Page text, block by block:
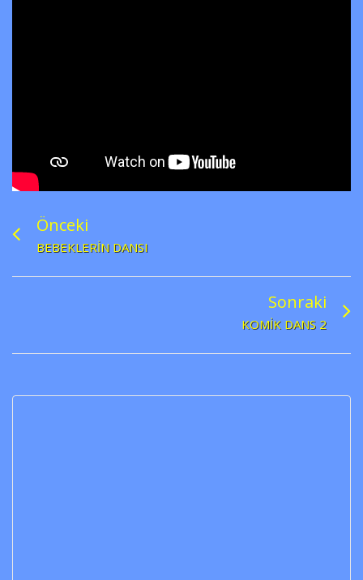
Önceki
BEBEKLERIN DANSI
Sonraki
KOMIK DANS 2